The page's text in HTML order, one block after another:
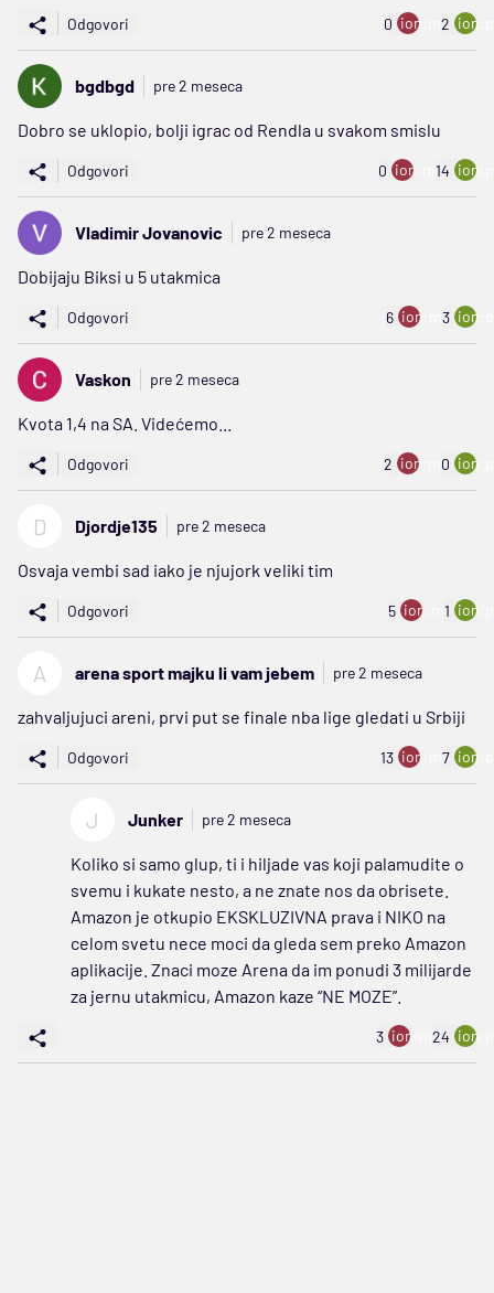
Odgovori 0 ion:minus
2
bgdbgd pre 2 meseca
Dobro se uklopio, bolji igrac od Rendla u svakom smislu
Odgovori 0 ion:minus
14
Vladimir Jovanovic pre 2 meseca
Dobijaju Biksi u 5 utakmica
Odgovori 6 ion:minus
3
Vaskon pre 2 meseca
Kvota 1,4 na SA. Videćemo...
Odgovori 2 ion:minus
0
D Djordje135 pre 2 meseca
Osvaja vembi sad iako je njujork veliki tim
Odgovori 5 ion:minus
1
A arena sport majku li vam jebem pre 2 meseca
zahvaljujuci areni, prvi put se finale nba lige gledati u Srbiji
Odgovori 13 ion:minus
7
J Junker pre 2 meseca
Koliko si samo glup, ti i hiljade vas koji palamudite o
svemu i kukate nesto, a ne znate nos da obrisete.
Amazon je otkupio EKSKLUZIVNA prava i NIKO na
celom svetu nece moci da gleda sem preko Amazon
aplikacije. Znaci moze Arena da im ponudi 3 milijarde
za jernu utakmicu, Amazon kaze “NE MOZE”.
3 ion:minus
24